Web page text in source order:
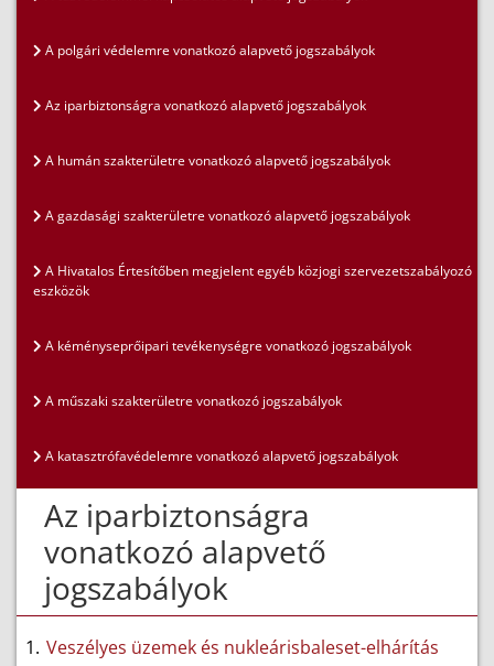
A polgári védelemre vonatkozó alapvető jogszabályok
Az iparbiztonságra vonatkozó alapvető jogszabályok
A humán szakterületre vonatkozó alapvető jogszabályok
A gazdasági szakterületre vonatkozó alapvető jogszabályok
A Hivatalos Értesítőben megjelent egyéb közjogi szervezetszabályozó
eszközök
A kéményseprőipari tevékenységre vonatkozó jogszabályok
A műszaki szakterületre vonatkozó jogszabályok
A katasztrófavédelemre vonatkozó alapvető jogszabályok
Az iparbiztonságra
vonatkozó alapvető
jogszabályok
Veszélyes üzemek és nukleárisbaleset-elhárítás